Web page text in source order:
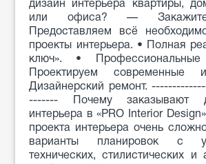
дизайн интерьера квартиры,
или офиса? —
Предоставляем всё
проекты интерьера. • Полная
ключ». •
Проектируем современные
Дизайнерский ремонт.
------- Почему заказывают
интерьера в «PRO Interior
проекта интерьера очень
варианты планировок с
технических, стилистических и